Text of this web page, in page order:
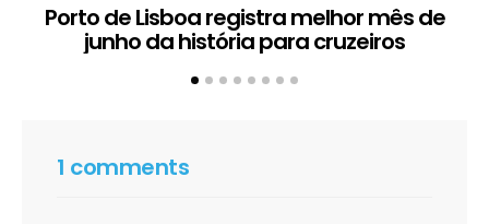
Porto de Lisboa registra melhor mês de
junho da história para cruzeiros
1 comments